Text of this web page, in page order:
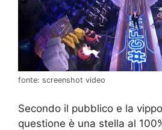
fonte: screenshot video
Secondo il pubblico e la
questione è una stella al